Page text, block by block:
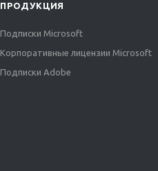
ПРОДУКЦИЯ
Подписки Microsoft
Корпоративные лицензии Microsoft
Подписки Adobe